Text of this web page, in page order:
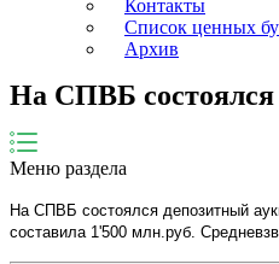
Контакты
Список ценных
Архив
На СПВБ состоялся
Меню раздела
На СПВБ состоялся депозитный
составила 1'500 млн.руб.